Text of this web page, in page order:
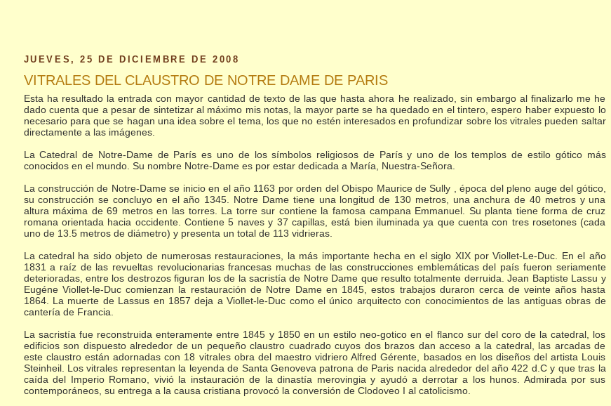
JUEVES, 25 DE DICIEMBRE DE 2008
VITRALES DEL CLAUSTRO DE NOTRE DAME DE PARIS
Esta ha resultado la entrada con mayor cantidad de texto de las que hasta ahora he realizado, sin embargo al finalizarlo me he
dado cuenta que a pesar de sintetizar al máximo mis notas, la mayor parte se ha quedado en el tintero, espero haber expuesto lo
necesario para que se hagan una idea sobre el tema, los que no estén interesados en profundizar sobre los vitrales pueden saltar
directamente a las imágenes.
La Catedral de Notre-Dame de París es uno de los símbolos religiosos de París y uno de los templos de estilo gótico más
conocidos en el mundo. Su nombre Notre-Dame es por estar dedicada a María, Nuestra-Señora.
La construcción de Notre-Dame se inicio en el año 1163 por orden del Obispo Maurice de Sully , época del pleno auge del gótico,
su construcción se concluyo en el año 1345. Notre Dame tiene una longitud de 130 metros, una anchura de 40 metros y una
altura máxima de 69 metros en las torres. La torre sur contiene la famosa campana Emmanuel. Su planta tiene forma de cruz
romana orientada hacia occidente. Contiene 5 naves y 37 capillas, está bien iluminada ya que cuenta con tres rosetones (cada
uno de 13.5 metros de diámetro) y presenta un total de 113 vidrieras.
La catedral ha sido objeto de numerosas restauraciones, la más importante hecha en el siglo XIX por Viollet-Le-Duc. En el año
1831 a raíz de las revueltas revolucionarias francesas muchas de las construcciones emblemáticas del país fueron seriamente
deterioradas, entre los destrozos figuran los de la sacristía de Notre Dame que resulto totalmente derruida. Jean Baptiste Lassu y
Eugéne Viollet-le-Duc comienzan la restauración de Notre Dame en 1845, estos trabajos duraron cerca de veinte años hasta
1864. La muerte de Lassus en 1857 deja a Viollet-le-Duc como el único arquitecto con conocimientos de las antiguas obras de
cantería de Francia.
La sacristía fue reconstruida enteramente entre 1845 y 1850 en un estilo neo-gotico en el flanco sur del coro de la catedral, los
edificios son dispuesto alrededor de un pequeño claustro cuadrado cuyos dos brazos dan acceso a la catedral, las arcadas de
este claustro están adornadas con 18 vitrales obra del maestro vidriero Alfred Gérente, basados en los diseños del artista Louis
Steinheil. Los vitrales representan la leyenda de Santa Genoveva patrona de Paris nacida alrededor del año 422 d.C y que tras la
caída del Imperio Romano, vivió la instauración de la dinastía merovingia y ayudó a derrotar a los hunos. Admirada por sus
contemporáneos, su entrega a la causa cristiana provocó la conversión de Clodoveo I al catolicismo.